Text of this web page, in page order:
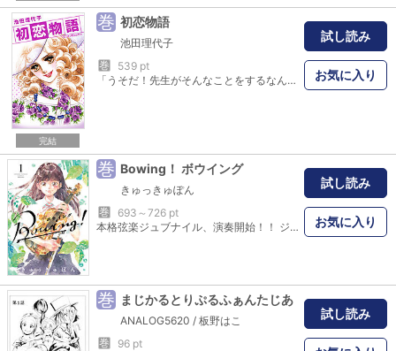
完結
巻 初恋物語
池田理代子
巻
539 pt
「うそだ！先生がそんなことをするなんて！」小6のまさみはクラスの人気者。女子は苦手だけど、新任の美人で優しい千早先生のあたたかさに惹かれてく。しかし先生には婚約者がいて…。少年の淡い初恋を描いた表題作『初恋物語』他、年上の婚約者に愛され幸福だった令子に訪れた試練とは！？『この空の下に』、毎朝マラソンをしている奈々子は青年から！？『朝は6時30分』、憧れの先生からピアノ伴奏を頼まれたさち子だけど…『友情のハーモニー』。年上の異性への憧憬と少女たちの成長をときに優しく、ときに現実的に描いた池田理代子短編集！
試し読み
お気に入り
巻 Bowing！ ボウイング
きゅっきゅぽん
巻
693～726 pt
本格弦楽ジュブナイル、演奏開始！！ ジュニアコンクールでの優勝、 10歳にしてヴァイオリニストとしてデビューと 幼くして「天才」と称えられた久保提凛音（くぼてりお）。 将来を約束されたかに思われた彼女の演奏家人生は、 しかし中学一年生にして行き詰まってしまう。 自分の“音”に迷いを抱え、ついにはステージ恐怖症となり 都会の空気が合わない身体になってしまった凛音は、 母親の故郷である田舎町に逃れることになる…… その地で彼女が出会った少年・朝倉てんは、特別な“耳”を 持ち、亡くなった母親の“音”を探している少年だった。 自分の音を見失ったヴァイオリニスト少女と、 母親の音を探す楽器素人天然素材少年。 2人が出会ったとき、田舎町の高き空に ハーモニーが響き出す！ ボーイ ミーツ ガール、弦楽青春ストーリー ここに開幕！！
試し読み
お気に入り
巻 まじかるとりぷるふぁんたじあ
ANALOG5620 / 板野はこ
巻
96 pt
試し読み